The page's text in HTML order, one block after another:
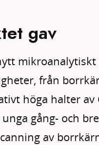
gav
från
höga halter av
gång- och
av